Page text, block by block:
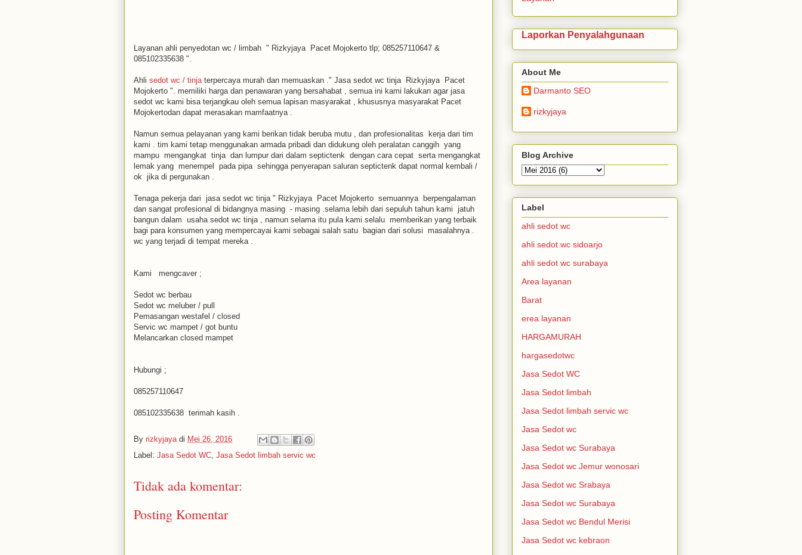
Layanan ahli penyedotan wc / limbah " Rizkyjaya Pacet Mojokerto tlp; 085257110647 &
085102335638 ".
Ahli sedot wc / tinja terpercaya murah dan memuaskan ." Jasa sedot wc tinja Rizkyjaya Pacet
Mojokerto ". memiliki harga dan penawaran yang bersahabat , semua ini kami lakukan agar jasa
sedot wc kami bisa terjangkau oleh semua lapisan masyarakat , khususnya masyarakat Pacet
Mojokertodan dapat merasakan mamfaatnya .
Namun semua pelayanan yang kami berikan tidak beruba mutu , dan profesionalitas kerja dari tim
kami . tim kami tetap menggunakan armada pribadi dan didukung oleh peralatan canggih yang
mampu mengangkat tinja dan lumpur dari dalam septictenk dengan cara cepat serta mengangkat
lemak yang menempel pada pipa sehingga penyerapan saluran septictenk dapat normal kembali /
ok jika di pergunakan .
Tenaga pekerja dari jasa sedot wc tinja " Rizkyjaya Pacet Mojokerto semuannya berpengalaman
dan sangat profesional di bidangnya masing - masing .selama lebih dari sepuluh tahun kami jatuh
bangun dalam usaha sedot wc tinja , namun selama itu pula kami selalu memberikan yang terbaik
bagi para konsumen yang mempercayai kami sebagai salah satu bagian dari solusi masalahnya .
wc yang terjadi di tempat mereka .
Kami mengcaver ;
Sedot wc berbau
Sedot wc meluber / pull
Pemasangan westafel / closed
Servic wc mampet / got buntu
Melancarkan closed mampet
Hubungi ;
085257110647
085102335638 terimah kasih .
By rizkyjaya di Mei 26, 2016
Label: Jasa Sedot WC Jasa Sedot limbah servic wc
Tidak ada komentar:
Posting Komentar
Laporkan Penyalahgunaan
About Me
Darmanto SEO
rizkyjaya
Blog Archive
Label
ahli sedot wc
ahli sedot wc sidoarjo
ahli sedot wc surabaya
Area layanan
Barat
erea layanan
HARGAMURAH
hargasedotwc
Jasa Sedot WC
Jasa Sedot limbah
Jasa Sedot limbah servic wc
Jasa Sedot wc
Jasa Sedot wc Surabaya
Jasa Sedot wc Jemur wonosari
Jasa Sedot wc Srabaya
Jasa Sedot wc Surabaya
Jasa Sedot wc Bendul Merisi
Jasa Sedot wc kebraon